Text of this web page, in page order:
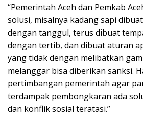
“Pemerintah Aceh dan Pemkab
solusi, misalnya kadang sapi
dengan tanggul, terus dibuat
dengan tertib, dan dibuat aturan
yang tidak dengan melibatkan
melanggar bisa diberikan sanksi.
pertimbangan pemerintah agar
terdampak pembongkaran ada
dan konflik sosial teratasi.”